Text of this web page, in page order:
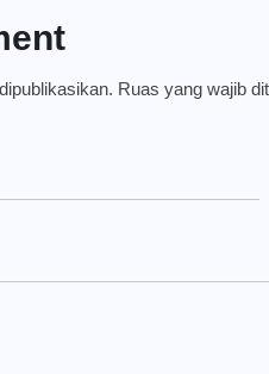
Ruas yang wajib